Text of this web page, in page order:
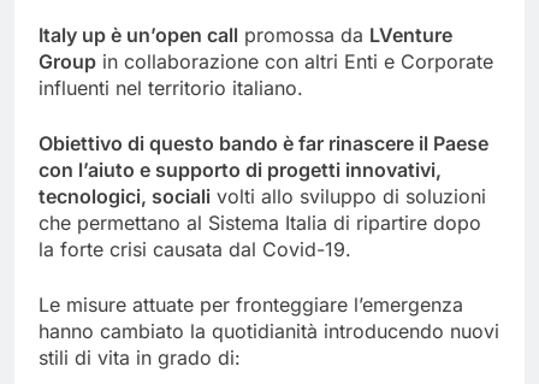
Italy up è un’open call promossa da LVenture
Group in collaborazione con altri Enti e Corporate
influenti nel territorio italiano.
Obiettivo di questo bando è far rinascere il Paese
con l’aiuto e supporto di progetti innovativi,
tecnologici, sociali volti allo sviluppo di soluzioni
che permettano al Sistema Italia di ripartire dopo
la forte crisi causata dal Covid-19.
Le misure attuate per fronteggiare l’emergenza
hanno cambiato la quotidianità introducendo nuovi
stili di vita in grado di: